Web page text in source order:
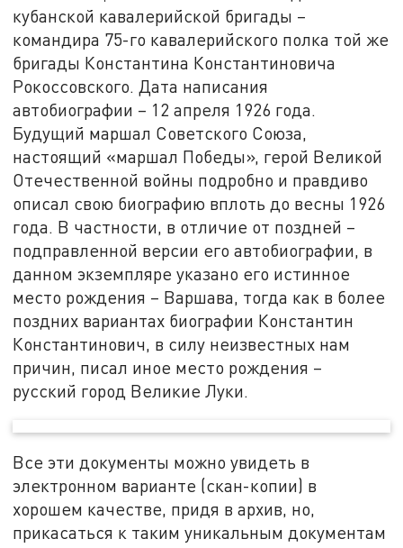
кубанской кавалерийской бригады –
командира 75-го кавалерийского полка той же
бригады Константина Константиновича
Рокоссовского. Дата написания
автобиографии – 12 апреля 1926 года.
Будущий маршал Советского Союза,
настоящий «маршал Победы», герой Великой
Отечественной войны подробно и правдиво
описал свою биографию вплоть до весны 1926
года. В частности, в отличие от поздней –
подправленной версии его автобиографии, в
данном экземпляре указано его истинное
место рождения – Варшава, тогда как в более
поздних вариантах биографии Константин
Константинович, в силу неизвестных нам
причин, писал иное место рождения –
русский город Великие Луки.
Все эти документы можно увидеть в
электронном варианте (скан-копии) в
хорошем качестве, придя в архив, но,
прикасаться к таким уникальным документам